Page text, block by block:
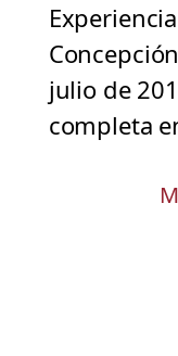
julio de
completa